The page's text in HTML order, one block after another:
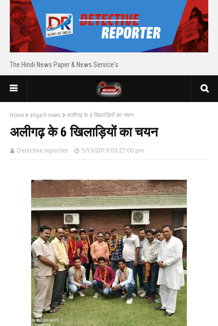
The Hindi News Paper & News Service's
Home aligarh news अलीगढ़ के 6 खिलाड़ियों का चयन
अलीगढ़ के 6 खिलाड़ियों का चयन
Detective reporter 5/13/2019 03:27:00 pm